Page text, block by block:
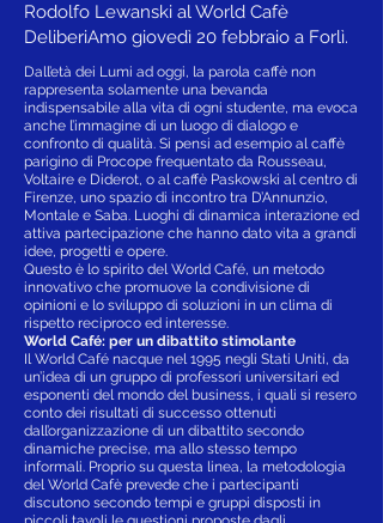
Rodolfo Lewanski al World Cafè
DeliberiAmo giovedì 20 febbraio a Forlì.
Dall’età dei Lumi ad oggi, la parola caffè non
rappresenta solamente una bevanda
indispensabile alla vita di ogni studente, ma evoca
anche l’immagine di un luogo di dialogo e
confronto di qualità. Si pensi ad esempio al caffè
parigino di Procope frequentato da Rousseau,
Voltaire e Diderot, o al caffè Paskowski al centro di
Firenze, uno spazio di incontro tra D’Annunzio,
Montale e Saba. Luoghi di dinamica interazione ed
attiva partecipazione che hanno dato vita a grandi
idee, progetti e opere.
Questo è lo spirito del World Café, un metodo
innovativo che promuove la condivisione di
opinioni e lo sviluppo di soluzioni in un clima di
rispetto reciproco ed interesse.
World Café: per un dibattito stimolante
Il World Café nacque nel 1995 negli Stati Uniti, da
un’idea di un gruppo di professori universitari ed
esponenti del mondo del business, i quali si resero
conto dei risultati di successo ottenuti
dall’organizzazione di un dibattito secondo
dinamiche precise, ma allo stesso tempo
informali. Proprio su questa linea, la metodologia
del World Cafè prevede che i partecipanti
discutono secondo tempi e gruppi disposti in